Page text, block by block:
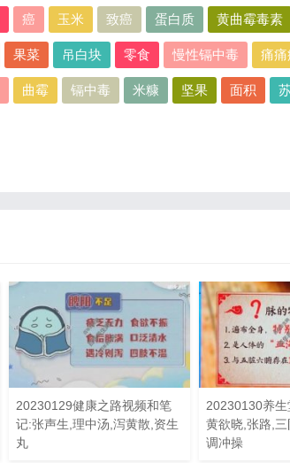
癌 玉米 致癌 蛋白质 黄曲霉毒素
果菜 吊白块 零食 慢性镉中毒 痛痛
曲霉 镉中毒 米糠 坚果 面积
20230129健康之路视频和笔
记:张声生,理中汤,泻黄散,资生
丸
20230130养
黄欲晓,张路,
调冲操